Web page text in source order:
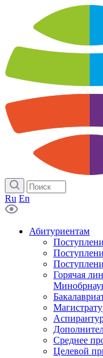
Ru En
Абитуриентам
Горячая
Среднее
Целевой